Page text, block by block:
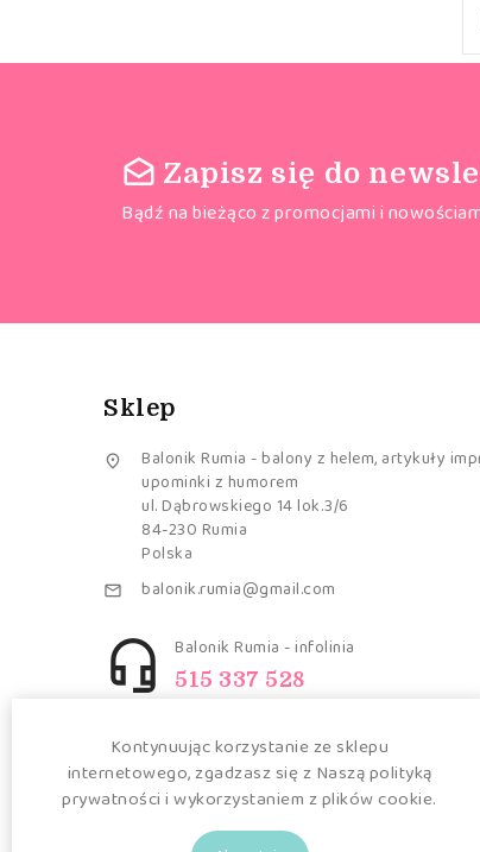
Zapisz się do
Bądź na bieżąco z promocjami i
Sklep

Balonik Rumia - balony z helem, artykuły
upominki z humorem
ul. Dąbrowskiego 14 lok.3/6
84-230 Rumia
Polska
 balonik.rumia@gmail.com
 Balonik Rumia - infolinia
515 337 528
Kontynuując korzystanie ze sklepu
internetowego, zgadzasz się z Naszą polityką
prywatności i wykorzystaniem z plików cookie.